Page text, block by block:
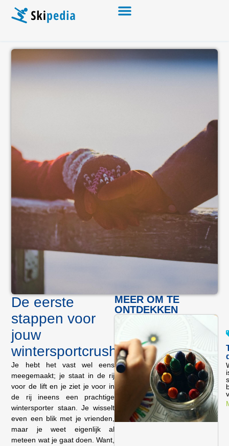
De eerste
stappen voor
jouw
wintersportcrush
Je hebt het vast wel eens
meegemaakt; je staat in de rij
voor de lift en je ziet je voor in
de rij ineens een prachtige
wintersporter staan. Je wisselt
even een blik met je vrienden,
maar je weet eigenlijk al
meteen wat je gaat doen. Want,
MEER OM TE
ONTDEKKEN